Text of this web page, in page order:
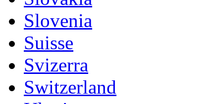
Slovenia
Suisse
Svizerra
Switzerland